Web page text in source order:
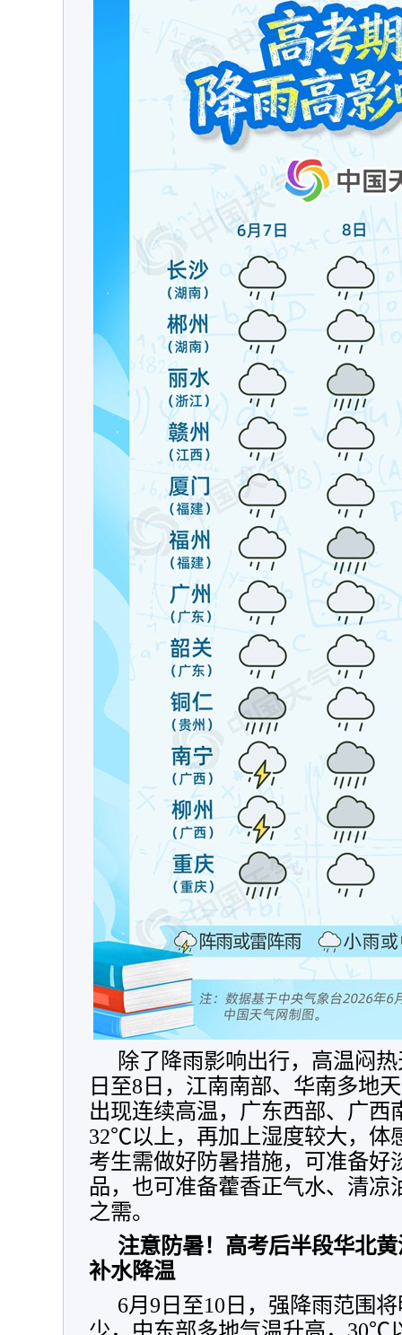
除了降雨影响出行，高温闷
日至8日，江南南部、华南多地
出现连续高温，广东西部、广西
32℃以上，再加上湿度较大，体
考生需做好防暑措施，可准备好
品，也可准备藿香正气水、清凉
之需。
注意防暑！高考后半段华北
补水降温
6月9日至10日，强降雨范围
少，中东部多地气温升高，30℃